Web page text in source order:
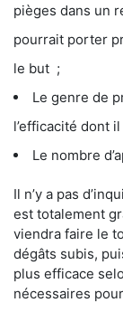
pièges dans un
pourrait porter
le but ;
Le genre de
l’efficacité dont
Le nombre
Il n’y a pas
est totalement
viendra faire le
dégâts subis,
plus efficace
nécessaires